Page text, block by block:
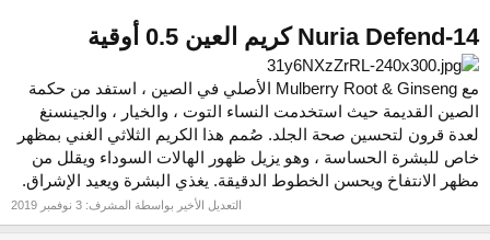
14-Nuria Defend كريم العين 0.5 أوقية
مع Mulberry Root & Ginseng الأصلي في الصين ، استفد من حكمة
الصين القديمة حيث استخدمت النساء التوت ، والخيار ، والجينسنغ
لعدة قرون لتحسين صحة الجلد. صُمم هذا الكريم الثلاثي الغني بمظهر
خاص للبشرة الحساسة ، وهو يزيل ظهور الهالات السوداء ويقلل من
مظهر الانتفاخ ويحسن الخطوط الدقيقة. يغذي البشرة ويعيد الإشراق.
التعديل الأخير بواسطة المشرف: 3 نوفمبر 2019